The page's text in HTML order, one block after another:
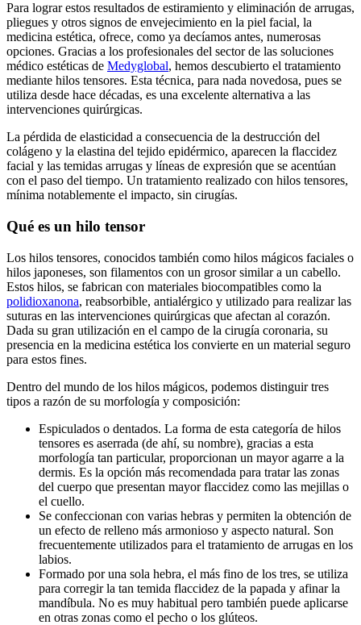
Para lograr estos resultados de estiramiento y eliminación de arrugas,
pliegues y otros signos de envejecimiento en la piel facial, la
medicina estética, ofrece, como ya decíamos antes, numerosas
opciones. Gracias a los profesionales del sector de las soluciones
médico estéticas de Medyglobal, hemos descubierto el tratamiento
mediante hilos tensores. Esta técnica, para nada novedosa, pues se
utiliza desde hace décadas, es una excelente alternativa a las
intervenciones quirúrgicas.
La pérdida de elasticidad a consecuencia de la destrucción del
colágeno y la elastina del tejido epidérmico, aparecen la flaccidez
facial y las temidas arrugas y líneas de expresión que se acentúan
con el paso del tiempo. Un tratamiento realizado con hilos tensores,
mínima notablemente el impacto, sin cirugías.
Qué es un hilo tensor
Los hilos tensores, conocidos también como hilos mágicos faciales o
hilos japoneses, son filamentos con un grosor similar a un cabello.
Estos hilos, se fabrican con materiales biocompatibles como la
polidioxanona, reabsorbible, antialérgico y utilizado para realizar las
suturas en las intervenciones quirúrgicas que afectan al corazón.
Dada su gran utilización en el campo de la cirugía coronaria, su
presencia en la medicina estética los convierte en un material seguro
para estos fines.
Dentro del mundo de los hilos mágicos, podemos distinguir tres
tipos a razón de su morfología y composición:
Espiculados o dentados. La forma de esta categoría de hilos
tensores es aserrada (de ahí, su nombre), gracias a esta
morfología tan particular, proporcionan un mayor agarre a la
dermis. Es la opción más recomendada para tratar las zonas
del cuerpo que presentan mayor flaccidez como las mejillas o
el cuello.
Se confeccionan con varias hebras y permiten la obtención de
un efecto de relleno más armonioso y aspecto natural. Son
frecuentemente utilizados para el tratamiento de arrugas en los
labios.
Formado por una sola hebra, el más fino de los tres, se utiliza
para corregir la tan temida flaccidez de la papada y afinar la
mandíbula. No es muy habitual pero también puede aplicarse
en otras zonas como el pecho o los glúteos.